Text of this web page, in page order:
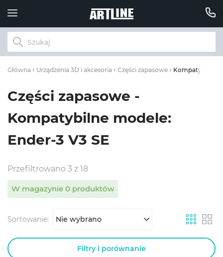
Główna Urządzenia 3D i akcesoria Części zapasowe Kompatybilne
Części zapasowe -
Kompatybilne modele:
Ender-3 V3 SE
Przefiltrowano 3 z 18
W magazynie 0 produktów
Sortowanie: Nie wybrano
Filtry i porównanie